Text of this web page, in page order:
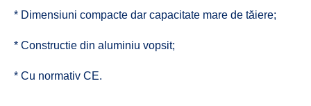
* Dimensiuni compacte dar capacitate mare de tăiere;
* Constructie din aluminiu vopsit;
* Cu normativ CE.